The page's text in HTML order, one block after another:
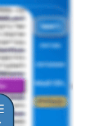
פרופדו
פתיחת מסחר ביום 5.8.26-פרופדו אגח ב
אינטרגאמא
אינפליי
פינרג'י